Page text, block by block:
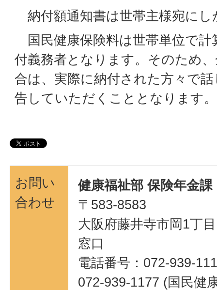
納付額通知書は世帯主様宛にし
国民健康保険料は世帯単位で計
付義務者となります。そのため
合は、実際に納付された方々で
告していただくこととなります。
お問い
合わせ
健康福祉部 保険年金課
〒583-8583
大阪府藤井寺市岡1丁
窓口
電話番号：072-939-
072-939-1177 (国民健